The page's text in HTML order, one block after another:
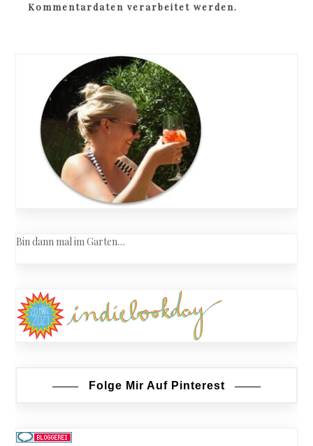
Kommentardaten verarbeitet werden.
Bin dann mal im Garten…
Folge Mir Auf Pinterest